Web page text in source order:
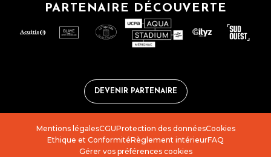
PARTENAIRE DÉCOUVERTE
DEVENIR PARTENAIRE
Mentions légalesCGUProtection des donnéesCookies
Ethique et ConformitéRèglement intérieurFAQ
Gérer vos préférences cookies